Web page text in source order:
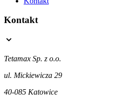
Kontakt
Tetamax Sp. z o.o.
ul. Mickiewicza 29
40-085 Katowice